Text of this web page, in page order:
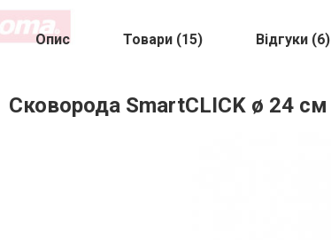
Опис Товари (15) Відгуки (6)
Сковорода SmartCLICK ø 24 см